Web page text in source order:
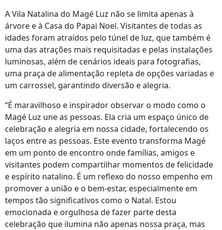
A Vila Natalina do Magé Luz não se limita apenas à
árvore e à Casa do Papai Noel. Visitantes de todas as
idades foram atraídos pelo túnel de luz, que também é
uma das atrações mais requisitadas e pelas instalações
luminosas, além de cenários ideais para fotografias,
uma praça de alimentação repleta de opções variadas e
um carrossel, garantindo diversão e alegria.
“É maravilhoso e inspirador observar o modo como o
Magé Luz une as pessoas. Ela cria um espaço único de
celebração e alegria em nossa cidade, fortalecendo os
laços entre as pessoas. Este evento transforma Magé
em um ponto de encontro onde famílias, amigos e
visitantes podem compartilhar momentos de felicidade
e espírito natalino. É um reflexo do nosso empenho em
promover a união e o bem-estar, especialmente em
tempos tão significativos como o Natal. Estou
emocionada e orgulhosa de fazer parte desta
celebração que ilumina não apenas nossa praça, mas